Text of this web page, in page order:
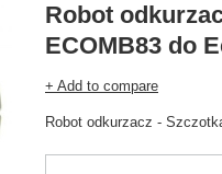
Robot
ECOMB83 do
+ Add to compare
Robot odkurzacz -